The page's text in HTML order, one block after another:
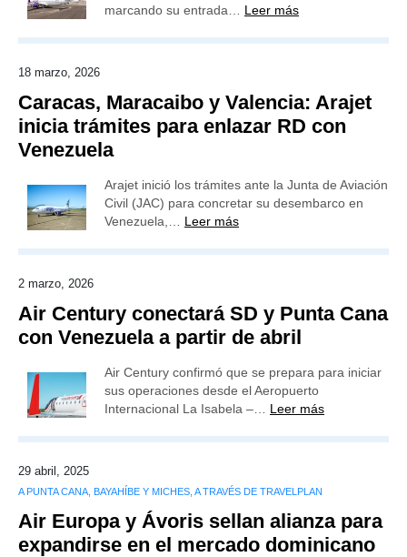
marcando su entrada… Leer más
18 marzo, 2026
Caracas, Maracaibo y Valencia: Arajet
inicia trámites para enlazar RD con
Venezuela
Arajet inició los trámites ante la Junta de Aviación
Civil (JAC) para concretar su desembarco en
Venezuela,… Leer más
2 marzo, 2026
Air Century conectará SD y Punta Cana
con Venezuela a partir de abril
Air Century confirmó que se prepara para iniciar
sus operaciones desde el Aeropuerto
Internacional La Isabela –… Leer más
29 abril, 2025
A PUNTA CANA, BAYAHÍBE Y MICHES, A TRAVÉS DE TRAVELPLAN
Air Europa y Ávoris sellan alianza para
expandirse en el mercado dominicano